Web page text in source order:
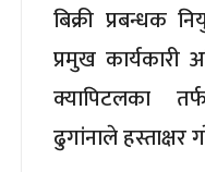
बिक्री प्रबन्धक
प्रमुख कार्यकारी
क्यापिटलका
ढुगांनाले हस्ताक्षर